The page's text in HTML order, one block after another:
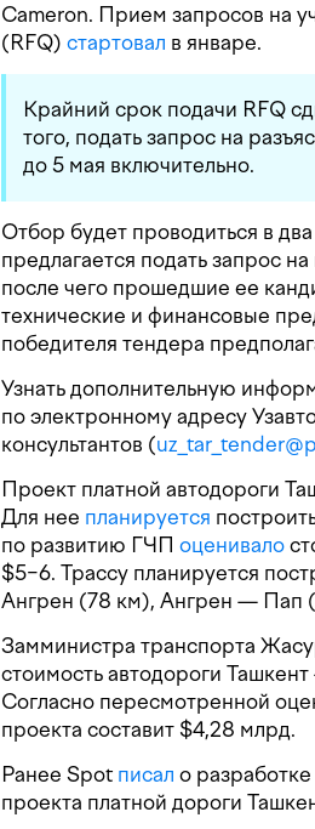
Cameron. Прием запросов на
(RFQ) стартовал в январе.
Крайний срок подачи RFQ
того, подать запрос на
до 5 мая включительно.
Отбор будет проводиться в
предлагается подать запрос
после чего прошедшие ее
технические и финансовые
победителя тендера
Узнать дополнительную
по электронному адресу
консультантов (
Проект платной автодороги
Для нее планируется
по развитию ГЧП оценивало
$5−6. Трассу планируется
Ангрен (78 км), Ангрен — Пап
Замминистра транспорта
стоимость автодороги
Согласно пересмотренной
проекта составит $4,28 млрд.
Ранее Spot писал о
проекта платной дороги